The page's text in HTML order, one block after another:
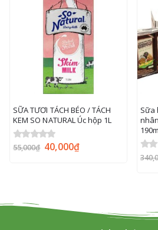
SỮA TƯƠI TÁCH BÉO / TÁCH
KEM SO NATURAL Úc hộp 1L
0out of 5
55,000₫ 40,000₫
Sữa
0out